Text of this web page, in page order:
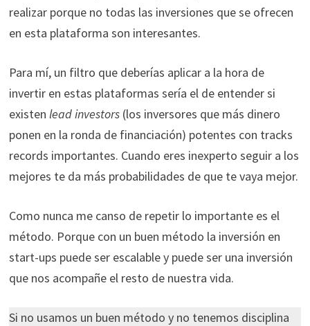
realizar porque no todas las inversiones que se ofrecen
en esta plataforma son interesantes.
Para mí, un filtro que deberías aplicar a la hora de
invertir en estas plataformas sería el de entender si
existen lead investors (los inversores que más dinero
ponen en la ronda de financiación) potentes con tracks
records importantes. Cuando eres inexperto seguir a los
mejores te da más probabilidades de que te vaya mejor.
Como nunca me canso de repetir lo importante es el
método. Porque con un buen método la inversión en
start-ups puede ser escalable y puede ser una inversión
que nos acompañe el resto de nuestra vida.
Si no usamos un buen método y no tenemos disciplina